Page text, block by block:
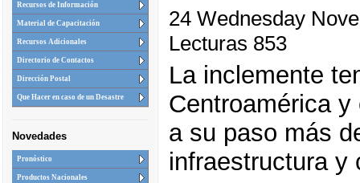
Recursos de Información
Material de Capacitación
Recursos Adicionales
Directorio de Contactos
Dirección Postal
Que Hacer en caso de un Desastre
Novedades
Pronóstico
Productos Nacionales
24 Wednesday
Lecturas 853
La inclemente
Centroamérica
a su paso más
infraestructura y